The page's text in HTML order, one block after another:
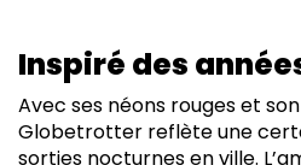
Inspiré des
Avec ses néons rouges et
Globetrotter reflète une
sorties nocturnes en ville.